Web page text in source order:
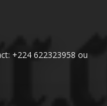
+224 622323958 ou